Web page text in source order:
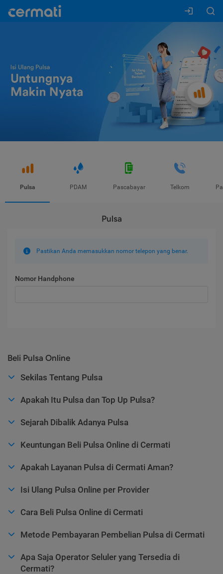
Pulsa PDAM Pascabayar Telkom
Pulsa
Pastikan Anda memasukkan nomor telepon yang benar.
Nomor Handphone
Beli Pulsa Online
Sekilas Tentang Pulsa
Apakah Itu Pulsa dan Top Up Pulsa?
Sejarah Dibalik Adanya Pulsa
Keuntungan Beli Pulsa Online di Cermati
Apakah Layanan Pulsa di Cermati Aman?
Isi Ulang Pulsa Online per Provider
Cara Beli Pulsa Online di Cermati
Metode Pembayaran Pembelian Pulsa di Cermati
Apa Saja Operator Seluler yang Tersedia di
Cermati?